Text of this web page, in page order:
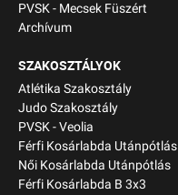
PVSK - Mecsek Füszért
Archívum
SZAKOSZTÁLYOK
Atlétika Szakosztály
Judo Szakosztály
PVSK - Veolia
Férfi Kosárlabda Utánpótlás
Női Kosárlabda Utánpótlás
Férfi Kosárlabda B 3x3